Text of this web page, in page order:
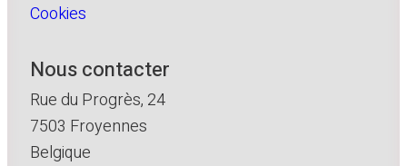
Cookies
Nous contacter
Rue du Progrès, 24
7503 Froyennes
Belgique